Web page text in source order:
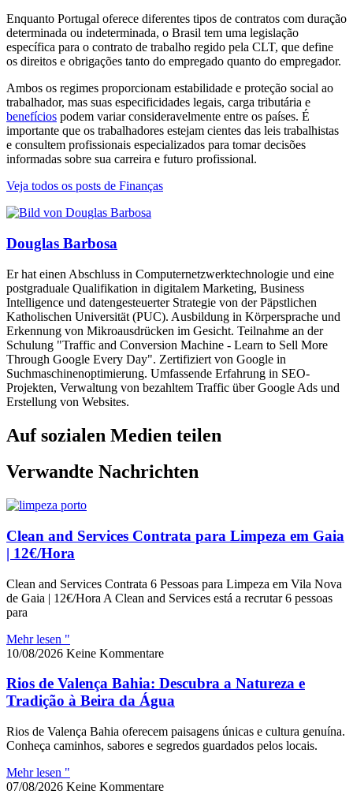
Enquanto Portugal oferece diferentes tipos de contratos com duração
determinada ou indeterminada, o Brasil tem uma legislação
específica para o contrato de trabalho regido pela CLT, que define
os direitos e obrigações tanto do empregado quanto do empregador.
Ambos os regimes proporcionam estabilidade e proteção social ao
trabalhador, mas suas especificidades legais, carga tributária e
benefícios podem variar consideravelmente entre os países. É
importante que os trabalhadores estejam cientes das leis trabalhistas
e consultem profissionais especializados para tomar decisões
informadas sobre sua carreira e futuro profissional.
Veja todos os posts de Finanças
Douglas Barbosa
Er hat einen Abschluss in Computernetzwerktechnologie und eine
postgraduale Qualifikation in digitalem Marketing, Business
Intelligence und datengesteuerter Strategie von der Päpstlichen
Katholischen Universität (PUC). Ausbildung in Körpersprache und
Erkennung von Mikroausdrücken im Gesicht. Teilnahme an der
Schulung "Traffic and Conversion Machine - Learn to Sell More
Through Google Every Day". Zertifiziert von Google in
Suchmaschinenoptimierung. Umfassende Erfahrung in SEO-
Projekten, Verwaltung von bezahltem Traffic über Google Ads und
Erstellung von Websites.
Auf sozialen Medien teilen
Verwandte Nachrichten
Clean and Services Contrata para Limpeza em Gaia
| 12€/Hora
Clean and Services Contrata 6 Pessoas para Limpeza em Vila Nova
de Gaia | 12€/Hora A Clean and Services está a recrutar 6 pessoas
para
Mehr lesen "
10/08/2026 Keine Kommentare
Rios de Valença Bahia: Descubra a Natureza e
Tradição à Beira da Água
Rios de Valença Bahia oferecem paisagens únicas e cultura genuína.
Conheça caminhos, sabores e segredos guardados pelos locais.
Mehr lesen "
07/08/2026 Keine Kommentare